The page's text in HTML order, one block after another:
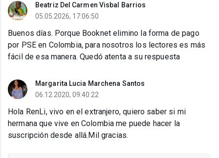
Beatriz Del Carmen Visbal Barrios
05.05.2026, 17:06:50
Buenos días. Porque Booknet elimino la forma de pago
por PSE en Colombia, para nosotros los lectores es más
fácil de esa manera. Quedó atenta a su respuesta
Margarita Lucia Marchena Santos
06.12.2020, 09:40:22
Hola RenLi, vivo en el extranjero, quiero saber si mi
hermana que vive en Colombia me puede hacer la
suscripción desde allá.Mil gracias.